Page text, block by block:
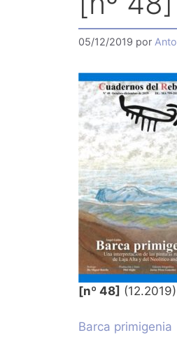
05/12/2019 por
[nº 48] (12.2019)
Barca primigenia